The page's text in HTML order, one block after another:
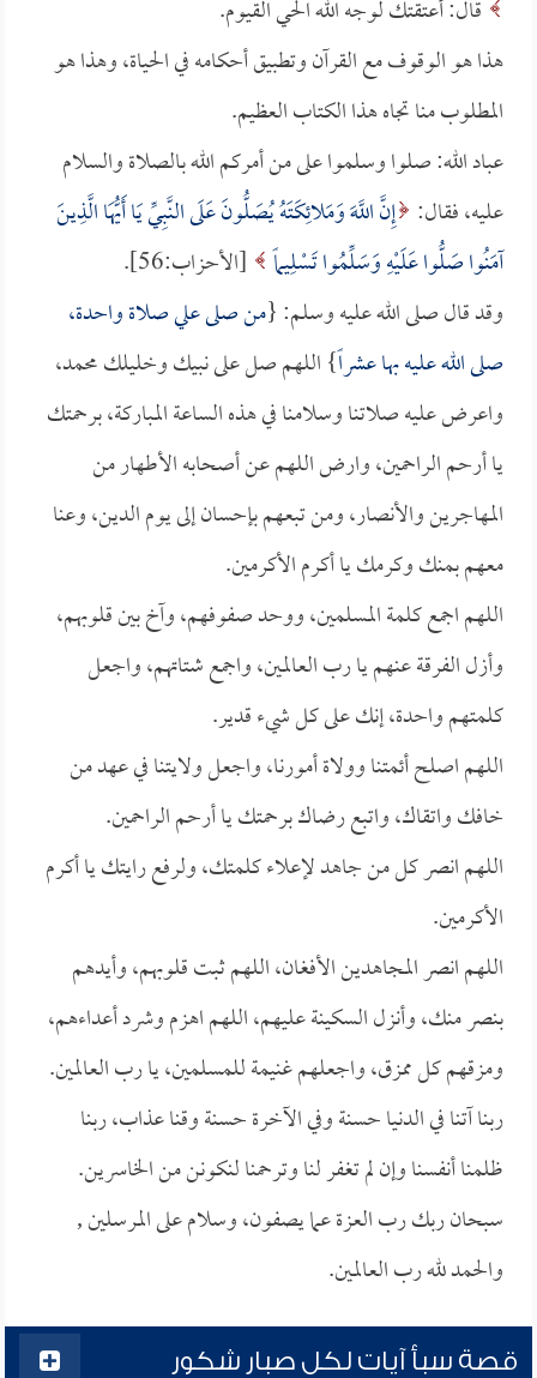
قال: أعتقتك لوجه الله الحي القيوم.
هذا هو الوقوف مع القرآن وتطبيق أحكامه في الحياة، وهذا هو
المطلوب منا تجاه هذا الكتاب العظيم.
عباد الله: صلوا وسلموا على من أمركم الله بالصلاة والسلام
عليه، فقال: إِنَّ اللَّهَ وَمَلائِكَتَهُ يُصَلُّونَ عَلَى النَّبِيِّ يَا أَيُّهَا الَّذِينَ
آمَنُوا صَلُّوا عَلَيْهِ وَسَلِّمُوا تَسْلِيماً [الأحزاب:56].
وقد قال صلى الله عليه وسلم: {من صلى علي صلاة واحدة،
صلى الله عليه بها عشراً} اللهم صل على نبيك وخليلك محمد،
واعرض عليه صلاتنا وسلامنا في هذه الساعة المباركة، برحمتك
يا أرحم الراحمين، وارض اللهم عن أصحابه الأطهار من
المهاجرين والأنصار، ومن تبعهم بإحسان إلى يوم الدين، وعنا
معهم بمنك وكرمك يا أكرم الأكرمين.
اللهم اجمع كلمة المسلمين، ووحد صفوفهم، وآخ بين قلوبهم،
وأزل الفرقة عنهم يا رب العالمين، واجمع شتاتهم، واجعل
كلمتهم واحدة، إنك على كل شيء قدير.
اللهم اصلح أئمتنا وولاة أمورنا، واجعل ولايتنا في عهد من
خافك واتقاك، واتبع رضاك برحمتك يا أرحم الراحمين.
اللهم انصر كل من جاهد لإعلاء كلمتك، ولرفع رايتك يا أكرم
الأكرمين.
اللهم انصر المجاهدين الأفغان، اللهم ثبت قلوبهم، وأيدهم
بنصر منك، وأنزل السكينة عليهم، اللهم اهزم وشرد أعداءهم،
ومزقهم كل ممزق، واجعلهم غنيمة للمسلمين، يا رب العالمين.
ربنا آتنا في الدنيا حسنة وفي الآخرة حسنة وقنا عذاب، ربنا
ظلمنا أنفسنا وإن لم تغفر لنا وترحمنا لنكونن من الخاسرين.
سبحان ربك رب العزة عما يصفون، وسلام على المرسلين ,
والحمد لله رب العالمين.
قصة سبأ آيات لكل صبار شكور